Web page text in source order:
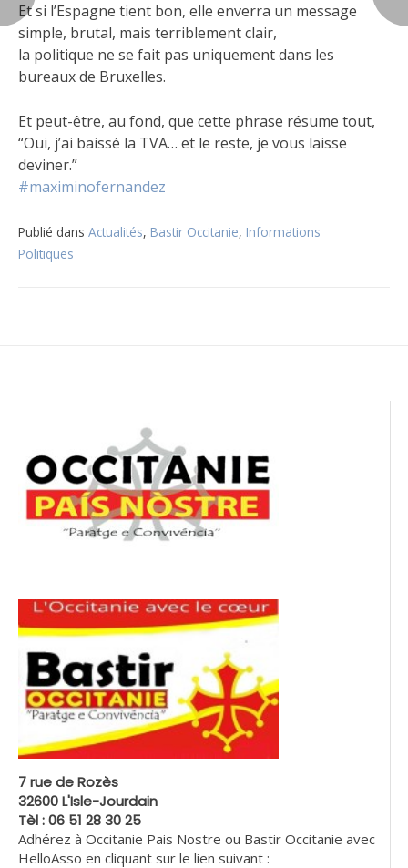
Et si l’Espagne tient bon, elle enverra un message
simple, brutal, mais terriblement clair,
la politique ne se fait pas uniquement dans les
bureaux de Bruxelles.
Et peut-être, au fond, que cette phrase résume tout,
“Oui, j’ai baissé la TVA… et le reste, je vous laisse
deviner.”
#maximinofernandez
Publié dans Actualités, Bastir Occitanie, Informations
Politiques
7 rue de Rozès
32600 L'Isle-Jourdain
Tèl : 06 51 28 30 25
Adhérez à Occitanie Pais Nostre ou Bastir Occitanie avec
HelloAsso en cliquant sur le lien suivant :